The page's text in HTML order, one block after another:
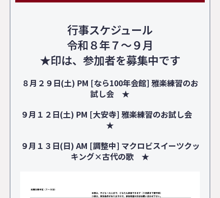
行事スケジュール
令和８年７～９月
★印は、参加者を募集中です
８月２９日(土) PM [なら100年会館] 雅楽練習のお
試し会 ★
９月１２日(土) PM [大安寺] 雅楽練習のお試し会
★
９月１３日(日) AM [調整中] マクロビスイーツクッ
キング×古代の歌 ★